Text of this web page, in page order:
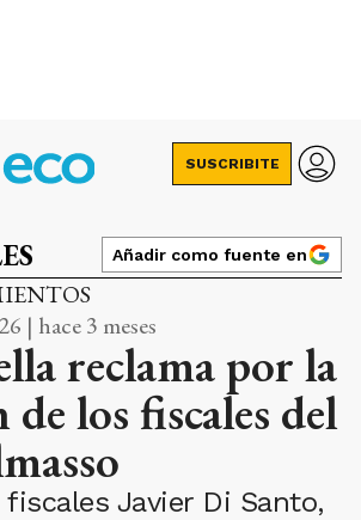
SUSCRIBITE
Añadir como fuente en
| hace 3 meses
reclama por la
los fiscales del
Javier Di Santo,